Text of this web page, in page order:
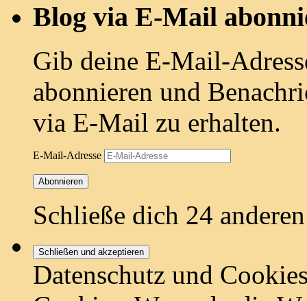
Blog via E-Mail
Gib deine E-Mail-
abonnieren und
via E-Mail zu erhalten.
E-Mail-Adresse
Abonnieren
Schließe dich 24
Datenschutz und